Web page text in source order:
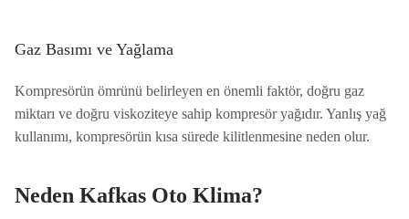
Gaz Basımı ve Yağlama
Kompresörün ömrünü belirleyen en önemli faktör, doğru gaz
miktarı ve doğru viskoziteye sahip kompresör yağıdır. Yanlış yağ
kullanımı, kompresörün kısa sürede kilitlenmesine neden olur.
Neden Kafkas Oto Klima?